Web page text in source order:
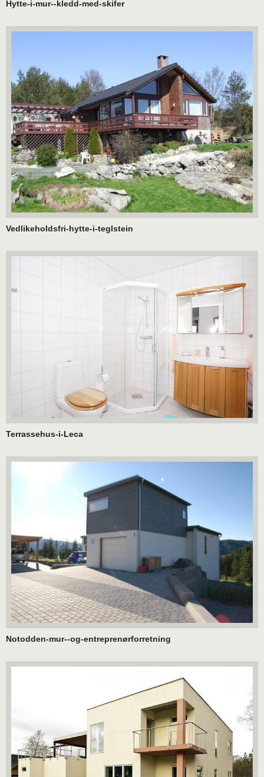
Hytte-i-mur--kledd-med-skifer
Vedlikeholdsfri-hytte-i-teglstein
Terrassehus-i-Leca
Notodden-mur--og-entreprenørforretning